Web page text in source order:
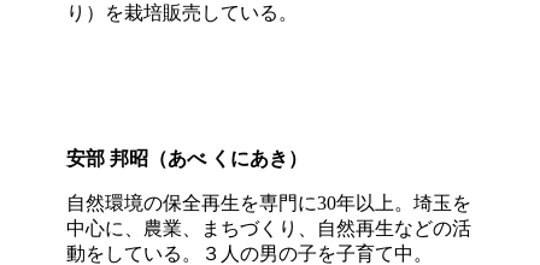
り）を栽培販売している。
安部 邦昭（あべ くにあき）
自然環境の保全再生を専門に30年以上。埼玉を
中心に、農業、まちづくり、自然再生などの活
動をしている。３人の男の子を子育て中。